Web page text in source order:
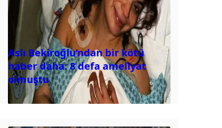
Aslı Bekiroğlu’ndan bir kötü
haber daha: 8 defa ameliyat
olmuştu